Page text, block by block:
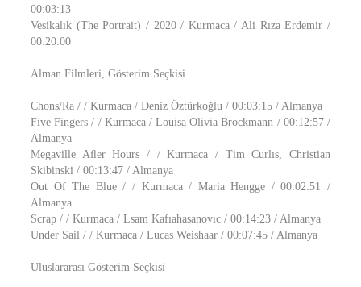
00:03:13
Vesikalık (The Portrait) / 2020 / Kurmaca / Ali Rıza Erdemir /
00:20:00
Alman Filmleri, Gösterim Seçkisi
Chons/Ra / / Kurmaca / Deniz Öztürkoğlu / 00:03:15 / Almanya
Five Fingers / / Kurmaca / Louisa Olivia Brockmann / 00:12:57 /
Almanya
Megaville Aﬂer Hours / / Kurmaca / Tim Curlıs, Christian
Skibinski / 00:13:47 / Almanya
Out Of The Blue / / Kurmaca / Maria Hengge / 00:02:51 /
Almanya
Scrap / / Kurmaca / Lsam Kafıahasanovıc / 00:14:23 / Almanya
Under Sail / / Kurmaca / Lucas Weishaar / 00:07:45 / Almanya
Uluslararası Gösterim Seçkisi